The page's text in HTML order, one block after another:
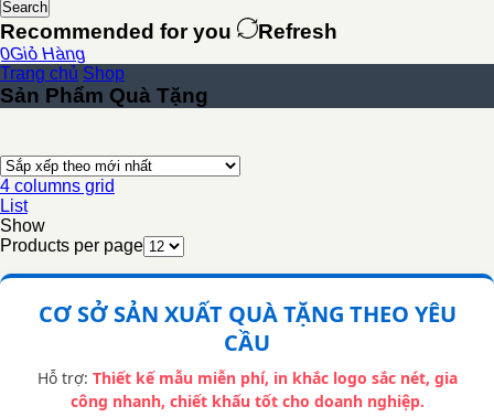
Search
Recommended for you Refresh
Giỏ Hàng
Trang chủ Shop
Sản Phẩm Quà Tặng
4 columns grid
List
Show
Products per page
CƠ SỞ SẢN XUẤT QUÀ TẶNG THEO YÊU
CẦU
Hỗ trợ: Thiết kế mẫu miễn phí, in khắc logo sắc nét, gia
công nhanh, chiết khấu tốt cho doanh nghiệp.